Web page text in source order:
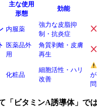
主な使用
形態
効能
内服薬
強力な皮脂抑
制・抗炎症
医薬品外
用
角質剥離・皮膚
再生
化粧品
細胞活性・ハリ
改善
「ビタミンA誘導体」で